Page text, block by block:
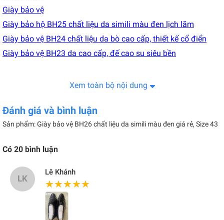
Giày bảo vệ
Giày bảo hộ BH25 chất liệu da simili màu đen lịch lãm
Giày bảo vệ BH24 chất liệu da bò cao cấp, thiết kế cổ điển
Giày bảo vệ BH23 da cao cấp, đế cao su siêu bền
Xem toàn bộ nội dung
Đánh giá và bình luận
Sản phẩm: Giày bảo vệ BH26 chất liệu da simili màu đen giá rẻ, Size 43
Có 20 bình luận
LK
Lê Khánh
★★★★★
★★★★★